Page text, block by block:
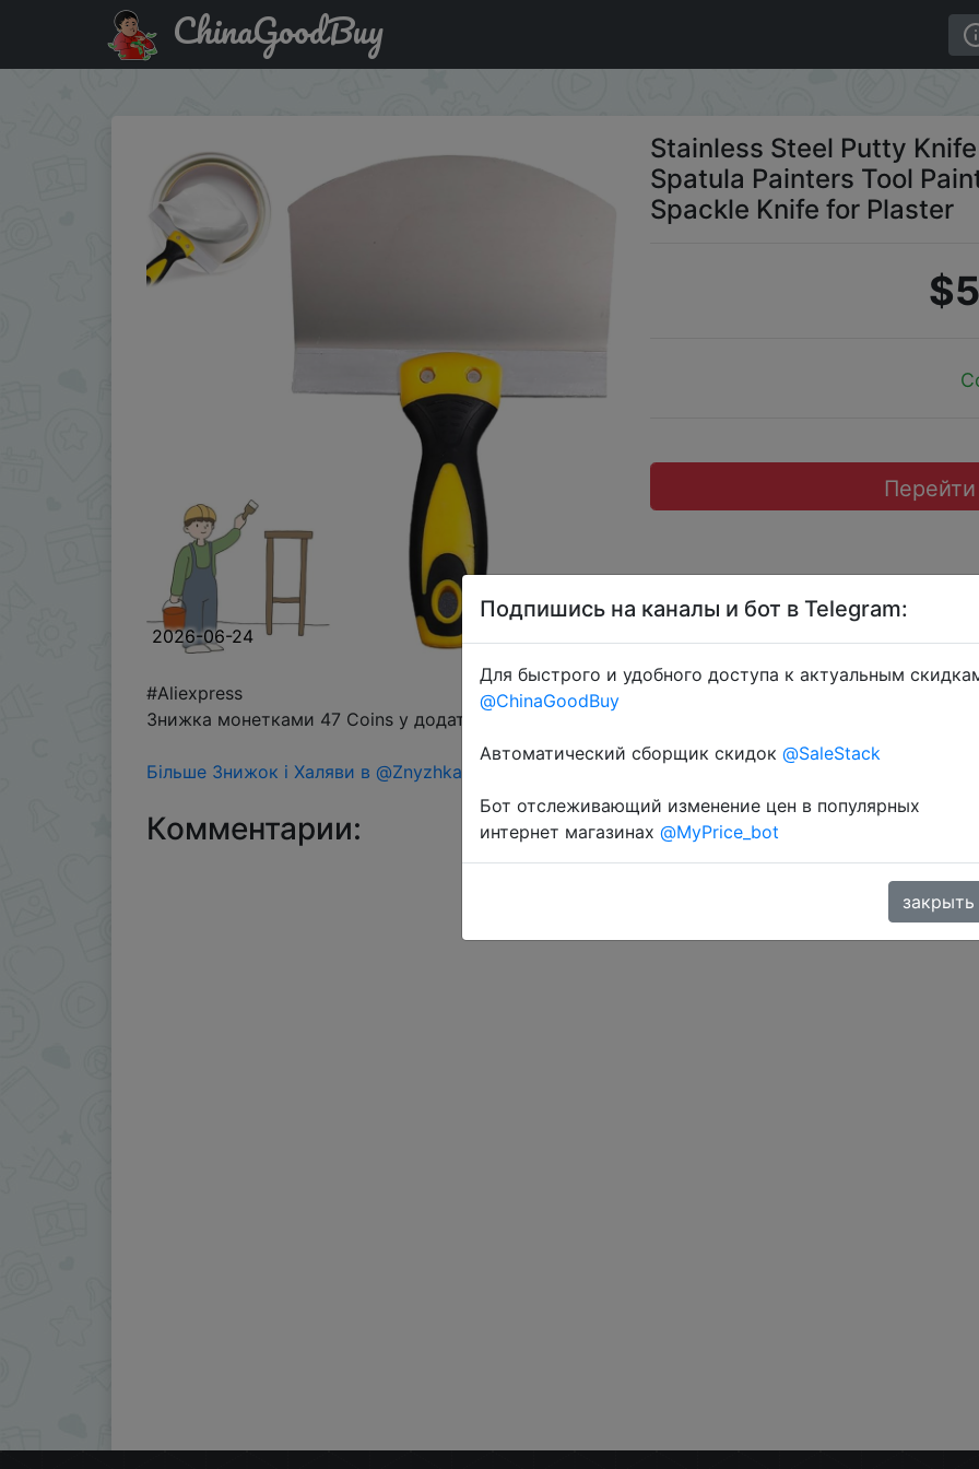
Купить по акции: Stainless Steel Putty Knife Scraper Paint Filling Spatula Painters Tool Paint Feed Filling Scraper
ChinaGoodBuy
2026-06-24
Stainless Steel Putty
Spatula Painters Tool
Spackle Knife for Plaster
#Aliexpress
Знижка монетками 47 Coins у додатку через розділ монет.
Більше Знижок і Халяви в @ZnyzhkaUA
Комментарии:
Подпишись на каналы и бот в Telegram:
Для быстрого и удобного доступа к актуальным
@ChinaGoodBuy
Автоматический сборщик скидок @SaleStack
Бот отслеживающий изменение цен в популярных
интернет магазинах @MyPrice_bot
закрыть